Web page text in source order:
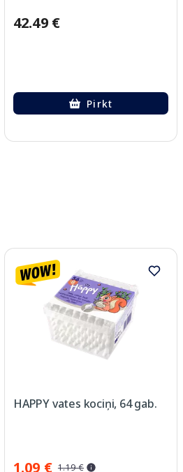
42.49 €
Pirkt
HAPPY vates kociņi, 64 gab.
1.09 € 1.19 €